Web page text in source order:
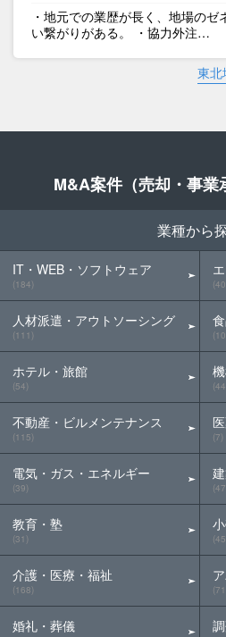
・地元での業歴が長く、地場の
い繋がりがある。 ・協力外注…
東北
M&A案件（売却・事業
業種から
IT・WEB・ソフトウェア
(184)
人材派遣・アウトソーシング
(111)
ホテル・旅館
(54)
不動産・ビルメンテナンス
(115)
電気・ガス・エネルギー
(39)
教育・塾
(31)
介護・医療・福祉
(168)
婚礼・葬儀
(7)